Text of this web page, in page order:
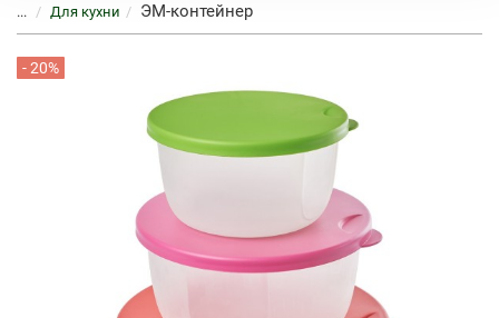
... Для кухни ЭМ-контейнер
- 20%